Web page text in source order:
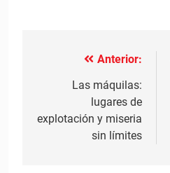
Navegación
entradas
Anterior:
Las máquilas:
lugares de
explotación y miseria
sin límites